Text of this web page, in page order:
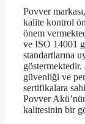
Povver
kalite kontrol
önem
ve ISO 14001
standartlarına
güvenliği ve
sertifikalara
Povver
kalitesinin bir